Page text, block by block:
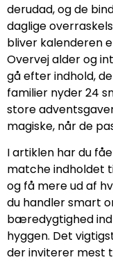
derudad, og de
daglige
bliver kalenderen
Overvej alder og
gå efter indhold,
familier nyder 24
store
magiske, når de
I artiklen har du
matche indholdet
og få mere ud af
du handler smart
bæredygtighed
hyggen. Det
der inviterer mest